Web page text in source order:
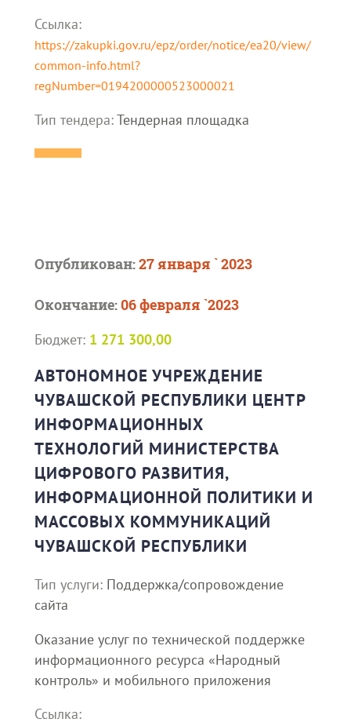
Ссылка:
https://zakupki.gov.ru/epz/order/notice/ea20/view/
common-info.html?
regNumber=0194200000523000021
Тип тендера:Тендерная площадка
Опубликован:27 января ` 2023
Окончание:06 февраля `2023
Бюджет: 1 271 300,00
АВТОНОМНОЕ УЧРЕЖДЕНИЕ
ЧУВАШСКОЙ РЕСПУБЛИКИ ЦЕНТР
ИНФОРМАЦИОННЫХ
ТЕХНОЛОГИЙ МИНИСТЕРСТВА
ЦИФРОВОГО РАЗВИТИЯ,
ИНФОРМАЦИОННОЙ ПОЛИТИКИ И
МАССОВЫХ КОММУНИКАЦИЙ
ЧУВАШСКОЙ РЕСПУБЛИКИ
Тип услуги: Поддержка/сопровождение
сайта
Оказание услуг по технической поддержке
информационного ресурса «Народный
контроль» и мобильного приложения
Ссылка: